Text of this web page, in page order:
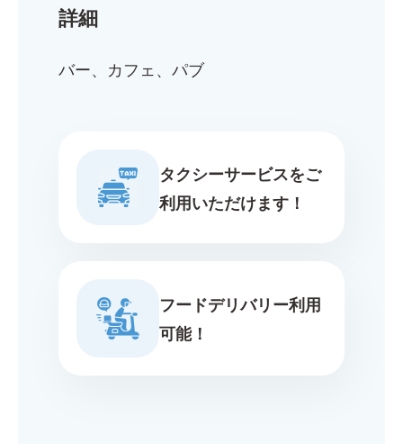
詳細
バー、カフェ、パブ
タクシーサービスをご
利用いただけます！
フードデリバリー利用
可能！